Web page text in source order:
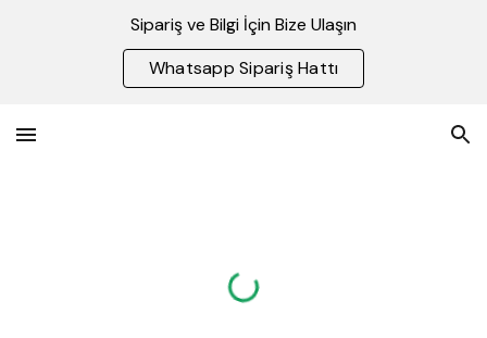
Skip to main content Skip to navigation
Sipariş ve Bilgi İçin Bize Ulaşın
Whatsapp Sipariş Hattı